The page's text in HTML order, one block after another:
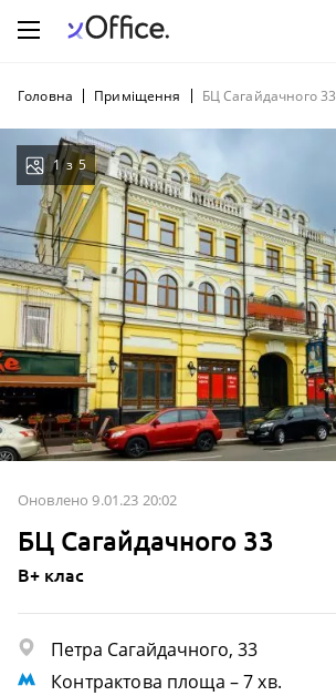
Головна Приміщення БЦ Сагайдачного 33
Оновлено 9.01.23 20:02
БЦ Сагайдачного 33
B+ клас
Петра Сагайдачного, 33
Контрактова площа – 7 хв.
1 з 5